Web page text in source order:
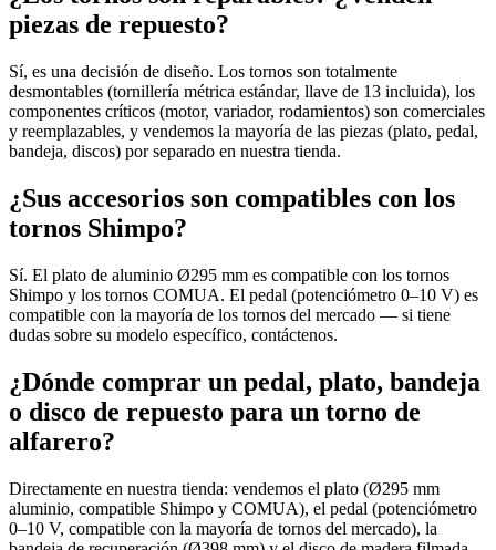
piezas de repuesto?
Sí, es una decisión de diseño. Los tornos son totalmente
desmontables (tornillería métrica estándar, llave de 13 incluida), los
componentes críticos (motor, variador, rodamientos) son comerciales
y reemplazables, y vendemos la mayoría de las piezas (plato, pedal,
bandeja, discos) por separado en nuestra tienda.
¿Sus accesorios son compatibles con los
tornos Shimpo?
Sí. El plato de aluminio Ø295 mm es compatible con los tornos
Shimpo y los tornos COMUA. El pedal (potenciómetro 0–10 V) es
compatible con la mayoría de los tornos del mercado — si tiene
dudas sobre su modelo específico, contáctenos.
¿Dónde comprar un pedal, plato, bandeja
o disco de repuesto para un torno de
alfarero?
Directamente en nuestra tienda: vendemos el plato (Ø295 mm
aluminio, compatible Shimpo y COMUA), el pedal (potenciómetro
0–10 V, compatible con la mayoría de tornos del mercado), la